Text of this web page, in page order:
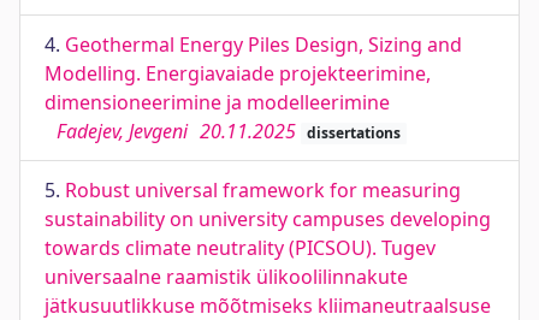
4. Geothermal Energy Piles Design, Sizing and
Modelling. Energiavaiade projekteerimine,
dimensioneerimine ja modelleerimine
Fadejev, Jevgeni 20.11.2025 dissertations
5. Robust universal framework for measuring
sustainability on university campuses developing
towards climate neutrality (PICSOU). Tugev
universaalne raamistik ülikoolilinnakute
jätkusuutlikkuse mõõtmiseks kliimaneutraalsuse